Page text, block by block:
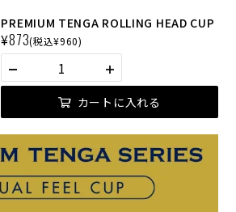
PREMIUM TENGA ROLLING HEAD CUP
¥873(税込¥960)
カートに入れる